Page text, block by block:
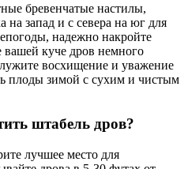
бревенчатые настилы,
на запад и с севера на юг для
надежно накройте
вашей куче дров немного
восхищение и уважение
плоды зимой с сухим и чистым
штабель дров?
лучшее место для